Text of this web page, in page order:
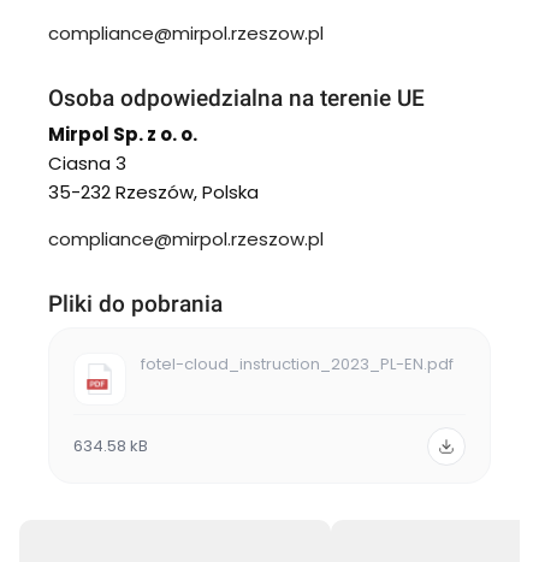
compliance@mirpol.rzeszow.pl
Osoba odpowiedzialna na terenie UE
Mirpol Sp. z o. o.
Ciasna 3
35-232 Rzeszów, Polska
compliance@mirpol.rzeszow.pl
Pliki do pobrania
fotel-cloud_instruction_2023_PL-EN.pdf
634.58 kB